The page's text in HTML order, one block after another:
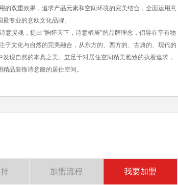
的双重效果，追求产品元素和空间环境的完美结合，全面运用意
专业的意欧文化品牌。
意灵魂，提出“胸怀天下，诗意栖居”的品牌理念，倡导在享有物
于文化与自然的完美融合，从东方的、西方的、古典的、现代的
现自然的本真之美。立足于对居住空间精美雅致的执着追求，
品装饰诗意般的居住空间。
加盟流程 我要加盟